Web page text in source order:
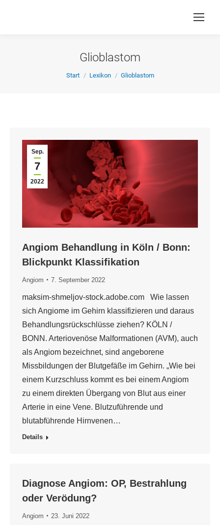
Glioblastom
Sie befinden sich hier:
Start Lexikon Glioblastom
Sep.
7
2022
Angiom Behandlung in Köln / Bonn:
Blickpunkt Klassifikation
Angiom 7. September 2022
maksim-shmeljov-stock.adobe.com Wie lassen
sich Angiome im Gehirn klassifizieren und daraus
Behandlungsrückschlüsse ziehen? KÖLN /
BONN. Arteriovenöse Malformationen (AVM), auch
als Angiom bezeichnet, sind angeborene
Missbildungen der Blutgefäße im Gehirn. „Wie bei
einem Kurzschluss kommt es bei einem Angiom
zu einem direkten Übergang von Blut aus einer
Arterie in eine Vene. Blutzuführende und
blutabführende Hirnvenen…
Details
Diagnose Angiom: OP, Bestrahlung
oder Verödung?
Angiom 23. Juni 2022